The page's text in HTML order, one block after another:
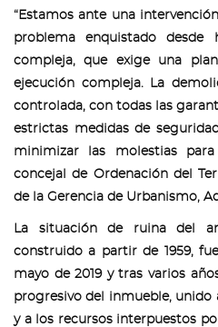
“Estamos ante una
problema enquistado desde
compleja, que exige una
ejecución compleja. La
controlada, con todas las
estrictas medidas de
minimizar las molestias para
concejal de Ordenación del
de la Gerencia de Urbanismo,
La situación de ruina del
construido a partir de 1959,
mayo de 2019 y tras varios
progresivo del inmueble,
y a los recursos interpuestos